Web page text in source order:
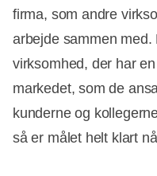
firma, som andre
arbejde sammen
virksomhed, der har
markedet, som de
kunderne og
så er målet helt klart